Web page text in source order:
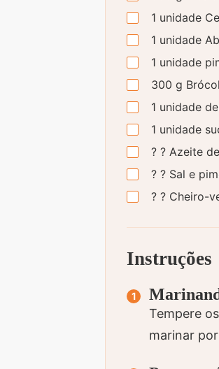
1 unidade
1 unidade
1 unidade
300 g
1 unidade
1 unidade
? ? Azeite
? ? Sal e
? ? Cheiro-
Instruções
Tempere
marinar